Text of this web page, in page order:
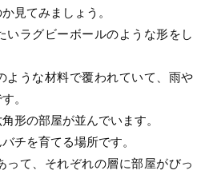
見てみましょう。
いラグビーボールのような形をし
ような材料で覆われていて、雨や
。
形の部屋が並んでいます。
チを育てる場所です。
って、それぞれの層に部屋がびっ